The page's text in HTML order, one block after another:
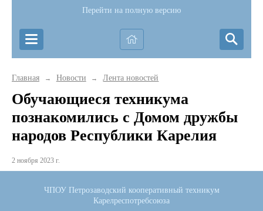
Перейти на полную версию
Главная → Новости → Лента новостей
Обучающиеся техникума
познакомились с Домом дружбы
народов Республики Карелия
2 ноября 2023 г.
ЧПОУ Петрозаводский кооперативный техникум
Карелреспотребсоюза